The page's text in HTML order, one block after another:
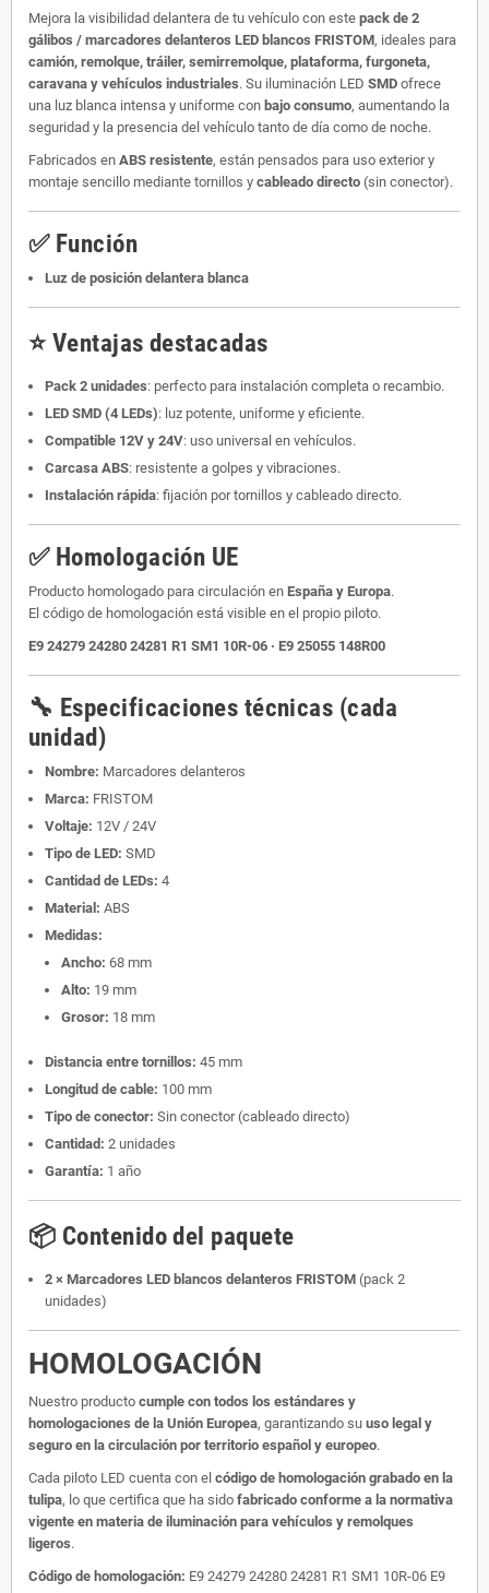
Mejora la visibilidad delantera de tu vehículo con este pack de 2
gálibos / marcadores delanteros LED blancos FRISTOM, ideales para
camión, remolque, tráiler, semirremolque, plataforma, furgoneta,
caravana y vehículos industriales. Su iluminación LED SMD ofrece
una luz blanca intensa y uniforme con bajo consumo, aumentando la
seguridad y la presencia del vehículo tanto de día como de noche.
Fabricados en ABS resistente, están pensados para uso exterior y
montaje sencillo mediante tornillos y cableado directo (sin conector).
✅ Función
Luz de posición delantera blanca
⭐ Ventajas destacadas
Pack 2 unidades: perfecto para instalación completa o recambio.
LED SMD (4 LEDs): luz potente, uniforme y eficiente.
Compatible 12V y 24V: uso universal en vehículos.
Carcasa ABS: resistente a golpes y vibraciones.
Instalación rápida: fijación por tornillos y cableado directo.
✅ Homologación UE
Producto homologado para circulación en España y Europa.
El código de homologación está visible en el propio piloto.
E9 24279 24280 24281 R1 SM1 10R-06 · E9 25055 148R00
🔧 Especificaciones técnicas (cada
unidad)
Nombre: Marcadores delanteros
Marca: FRISTOM
Voltaje: 12V / 24V
Tipo de LED: SMD
Cantidad de LEDs: 4
Material: ABS
Medidas:
Ancho: 68 mm
Alto: 19 mm
Grosor: 18 mm
Distancia entre tornillos: 45 mm
Longitud de cable: 100 mm
Tipo de conector: Sin conector (cableado directo)
Cantidad: 2 unidades
Garantía: 1 año
📦 Contenido del paquete
2 × Marcadores LED blancos delanteros FRISTOM (pack 2
unidades)
HOMOLOGACIÓN
Nuestro producto cumple con todos los estándares y
homologaciones de la Unión Europea, garantizando su uso legal y
seguro en la circulación por territorio español y europeo.
Cada piloto LED cuenta con el código de homologación grabado en la
tulipa, lo que certifica que ha sido fabricado conforme a la normativa
vigente en materia de iluminación para vehículos y remolques
ligeros.
Código de homologación: E9 24279 24280 24281 R1 SM1 10R-06 E9